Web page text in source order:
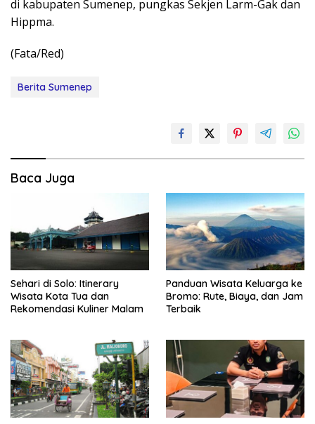
di kabupaten Sumenep, pungkas Sekjen Larm-Gak dan
Hippma.
(Fata/Red)
Berita Sumenep
Baca Juga
Sehari di Solo: Itinerary
Wisata Kota Tua dan
Rekomendasi Kuliner Malam
Panduan Wisata Keluarga ke
Bromo: Rute, Biaya, dan Jam
Terbaik